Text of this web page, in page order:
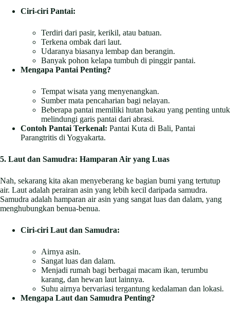
Ciri-ciri Pantai:
Terdiri dari pasir, kerikil, atau batuan.
Terkena ombak dari laut.
Udaranya biasanya lembap dan berangin.
Banyak pohon kelapa tumbuh di pinggir pantai.
Mengapa Pantai Penting?
Tempat wisata yang menyenangkan.
Sumber mata pencaharian bagi nelayan.
Beberapa pantai memiliki hutan bakau yang penting untuk
melindungi garis pantai dari abrasi.
Contoh Pantai Terkenal: Pantai Kuta di Bali, Pantai
Parangtritis di Yogyakarta.
5. Laut dan Samudra: Hamparan Air yang Luas
Nah, sekarang kita akan menyeberang ke bagian bumi yang tertutup
air. Laut adalah perairan asin yang lebih kecil daripada samudra.
Samudra adalah hamparan air asin yang sangat luas dan dalam, yang
menghubungkan benua-benua.
Ciri-ciri Laut dan Samudra:
Airnya asin.
Sangat luas dan dalam.
Menjadi rumah bagi berbagai macam ikan, terumbu
karang, dan hewan laut lainnya.
Suhu airnya bervariasi tergantung kedalaman dan lokasi.
Mengapa Laut dan Samudra Penting?